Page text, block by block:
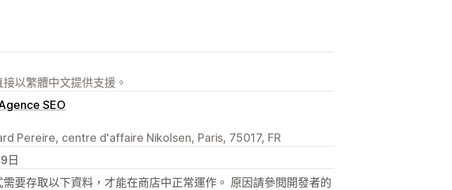
以繁體中文提供支援。
SEO
Pereire, centre d'affaire Nikolsen, Paris, 75017, FR
日
要存取以下資料，才能在商店中正常運作。 原因請參閱開發者的